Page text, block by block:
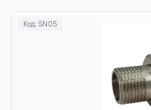
Код: SN05